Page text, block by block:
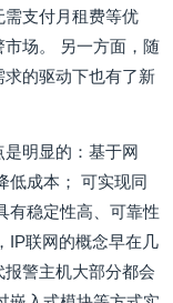
支付月租费等优
场。 另一方面，随
的驱动下也有了新
明显的：基于网
低成本； 可实现同
有稳定性高、可靠性
IP联网的概念早在几
警主机大部分都会